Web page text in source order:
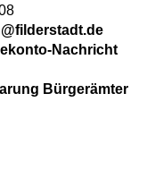
Nachricht
Bürgerämter